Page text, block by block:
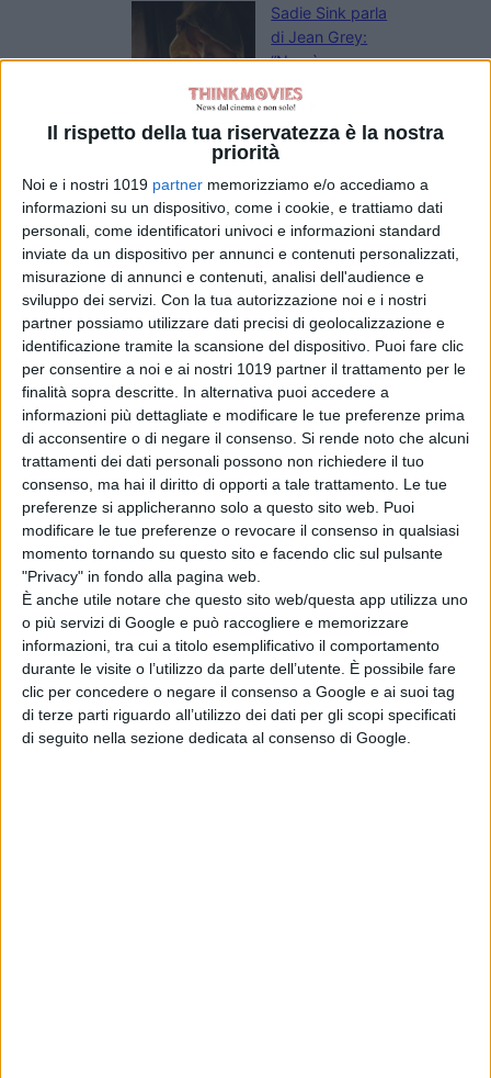
Il rispetto della tua riservatezza è la nostra
priorità
Noi e i nostri 1019 partner memorizziamo e/o accediamo a
informazioni su un dispositivo, come i cookie, e trattiamo dati
personali, come identificatori univoci e informazioni standard
inviate da un dispositivo per annunci e contenuti personalizzati,
misurazione di annunci e contenuti, analisi dell'audience e
sviluppo dei servizi. Con la tua autorizzazione noi e i nostri
partner possiamo utilizzare dati precisi di geolocalizzazione e
identificazione tramite la scansione del dispositivo. Puoi fare clic
per consentire a noi e ai nostri 1019 partner il trattamento per le
finalità sopra descritte. In alternativa puoi accedere a
informazioni più dettagliate e modificare le tue preferenze prima
di acconsentire o di negare il consenso. Si rende noto che alcuni
trattamenti dei dati personali possono non richiedere il tuo
consenso, ma hai il diritto di opporti a tale trattamento. Le tue
preferenze si applicheranno solo a questo sito web. Puoi
modificare le tue preferenze o revocare il consenso in qualsiasi
momento tornando su questo sito e facendo clic sul pulsante
"Privacy" in fondo alla pagina web.
È anche utile notare che questo sito web/questa app utilizza uno
o più servizi di Google e può raccogliere e memorizzare
informazioni, tra cui a titolo esemplificativo il comportamento
durante le visite o l’utilizzo da parte dell’utente. È possibile fare
clic per concedere o negare il consenso a Google e ai suoi tag
di terze parti riguardo all’utilizzo dei dati per gli scopi specificati
di seguito nella sezione dedicata al consenso di Google.
Sadie Sink parla
di Jean Grey:
“Non è una
cattiva”, il nuovo
volto degli X-Men
nel MCU
di Emanuela Giuliani
Il fumettista
Spugna firma il
poster della 26ª
edizione del
Trieste
Science+Fiction
Festival
di La Redazione
Serpenti: il trailer
e il poster
anticipano il film
con Leonardo Lidi
e Alessandro
Borghi
di La Redazione
LION: su Disney+
la storia vera del
Kio
di La Redazione
Chi siamo ContattiPrivacy PolicyCookie Policy
Emanuela Giuliani CFGLNMNL77T43L639Disclaimer